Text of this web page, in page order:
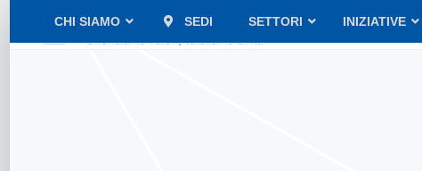
CHI SIAMO SEDI SETTORI INIZIATIVE